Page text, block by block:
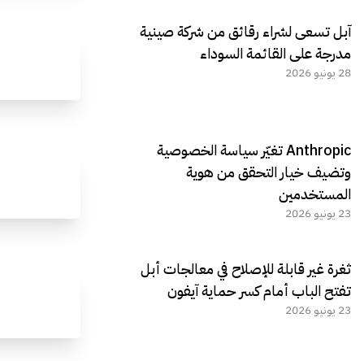
آبل تسعى لشراء رقائق من شركة صينية
مدرجة على القائمة السوداء
28 يونيو 2026
Anthropic تغيّر سياسة الخصوصية
وتضيف خيار التحقق من هوية
المستخدمين
23 يونيو 2026
ثغرة غير قابلة للإصلاح في معالجات أبل
تفتح الباب أمام كسر حماية آيفون
23 يونيو 2026